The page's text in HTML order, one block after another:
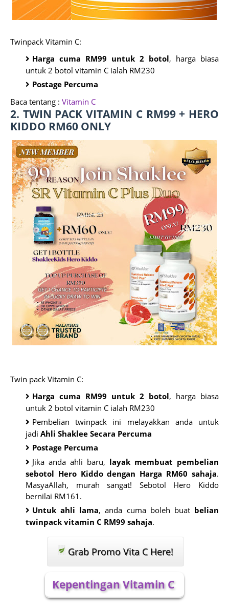
Twinpack Vitamin C:
Harga cuma RM99 untuk 2 botol, harga biasa
untuk 2 botol vitamin C ialah RM230
Postage Percuma
Baca tentang : Vitamin C
2. TWIN PACK VITAMIN C RM99 + HERO
KIDDO RM60 ONLY
Twin pack Vitamin C:
Harga cuma RM99 untuk 2 botol, harga biasa
untuk 2 botol vitamin C ialah RM230
Pembelian twinpack ini melayakkan anda untuk
jadi Ahli Shaklee Secara Percuma
Postage Percuma
Jika anda ahli baru, layak membuat pembelian
sebotol Hero Kiddo dengan Harga RM60 sahaja.
MasyaAllah, murah sangat! Sebotol Hero Kiddo
bernilai RM161.
Untuk ahli lama, anda cuma boleh buat belian
twinpack vitamin C RM99 sahaja.
Grab Promo Vita C Here!
Kepentingan Vitamin C